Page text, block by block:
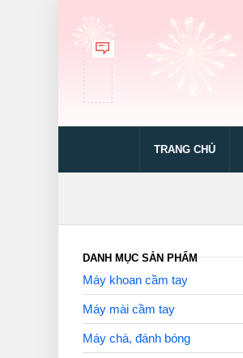
TRANG CHỦ
DANH MỤC SẢN PHẨM
Máy khoan cầm tay
Máy mài cầm tay
Máy chà, đánh bóng